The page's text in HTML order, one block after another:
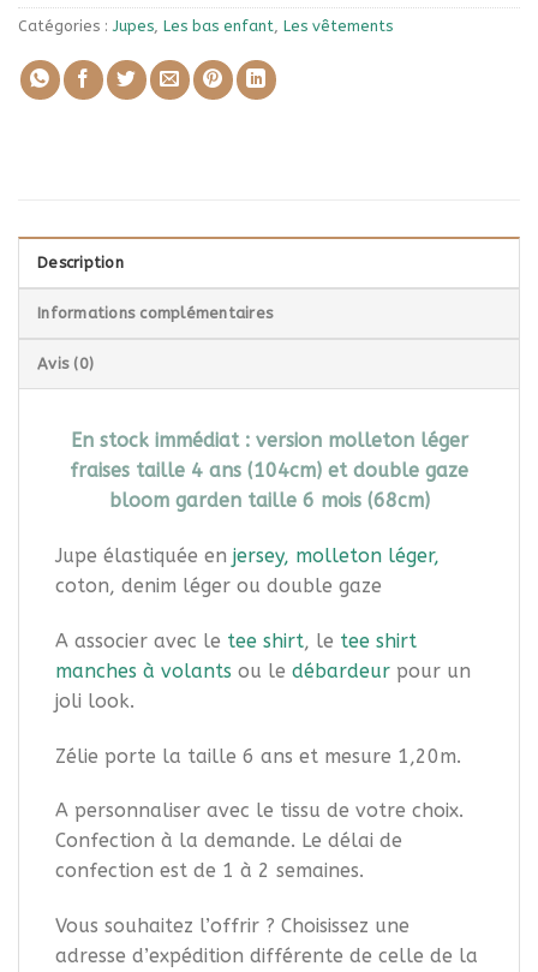
Catégories :Jupes, Les bas enfant, Les vêtements
Description
Informations complémentaires
Avis (0)
En stock immédiat : version molleton léger
fraises taille 4 ans (104cm) et double gaze
bloom garden taille 6 mois (68cm)
Jupe élastiquée en jersey, molleton léger,
coton, denim léger ou double gaze
A associer avec le tee shirt, le tee shirt
manches à volants ou le débardeur pour un
joli look.
Zélie porte la taille 6 ans et mesure 1,20m.
A personnaliser avec le tissu de votre choix.
Confection à la demande. Le délai de
confection est de 1 à 2 semaines.
Vous souhaitez l’offrir ? Choisissez une
adresse d’expédition différente de celle de la